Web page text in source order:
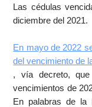
Las cédulas
diciembre del 2021.
En mayo de 2022
del vencimiento de
, vía decreto, que
vencimientos de
En palabras de la